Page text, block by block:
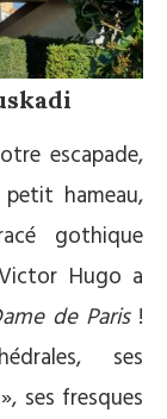
escapade,
hameau,
gothique
Hugo a
de Paris!
ses
ses fresques